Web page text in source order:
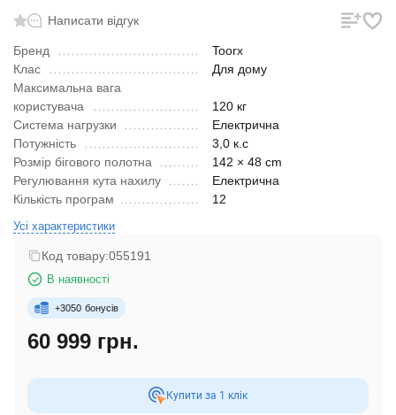
Написати відгук
Бренд
Toorx
Клас
Для дому
Максимальна вага
користувача
120 кг
Система нагрузки
Електрична
Потужність
3,0 к.с
Розмір бігового полотна
142 × 48 cm
Регулювання кута нахилу
Електрична
Кількість програм
12
Усі характеристики
Код товару:055191
В наявності
+3050 бонусів
60 999 грн.
Купити за 1 клiк